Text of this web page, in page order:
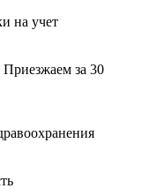
на учет
за 30